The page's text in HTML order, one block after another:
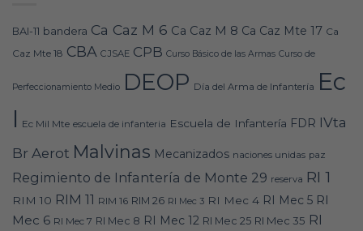
BAI-11 bandera Ca Caz M 6 Ca Caz M 8 Ca Caz Mte 17 Ca
Caz Mte 18 CBA CJSAE CPB Curso Básico de las Armas Curso de
Perfeccionamiento Medio DEOP Día del Arma de Infantería Ec
I Ec Mil Mte escuela de infanteria Escuela de Infantería FDR IVta
Br Aerot Malvinas Mecanizados naciones unidas paz
Regimiento de Infantería de Monte 29 reserva RI 1
RIM 10 RIM 11 RIM 16 RIM 26 RI Mec 3 RI Mec 4 RI Mec 5 RI
Mec 6 RI Mec 7 RI Mec 8 RI Mec 12 RI Mec 25 RI Mec 35 RI